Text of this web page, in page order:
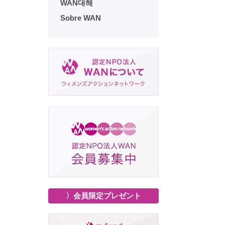
WAN대해
Sobre WAN
〉会員限定プレゼント